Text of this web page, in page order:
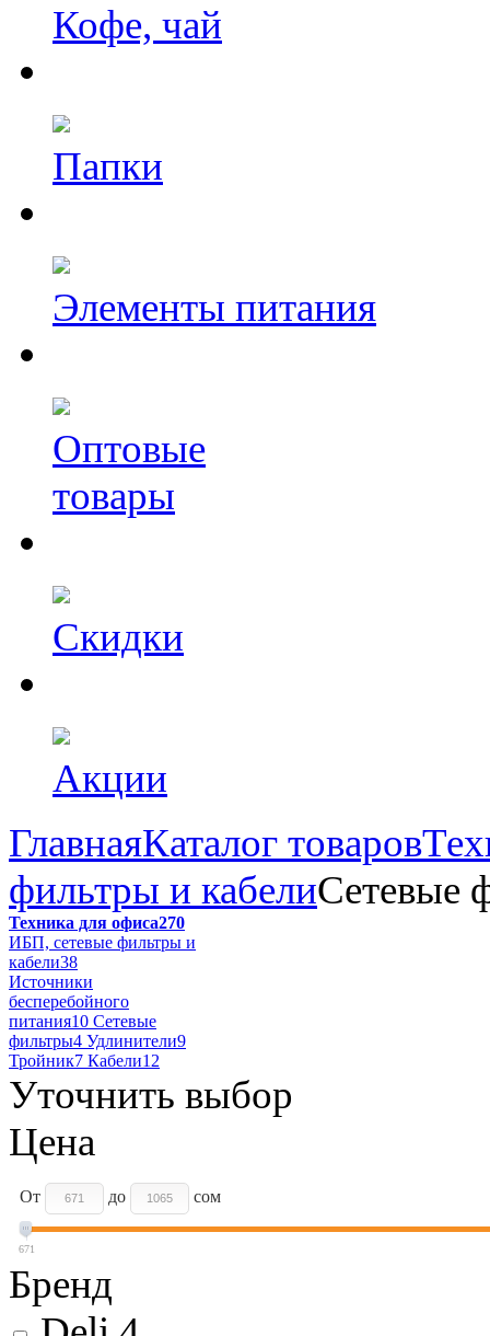
Кофе, чай
Папки
Элементы питания
Оптовые
товары
Скидки
Акции
ГлавнаяКаталог товаров
фильтры и кабелиСетевые
Техника для офиса270
ИБП, сетевые фильтры и
кабели38
Источники
бесперебойного
питания10 Сетевые
фильтры4 Удлинители9
Тройник7 Кабели12
Уточнить выбор
Цена
От до сом
671
Бренд